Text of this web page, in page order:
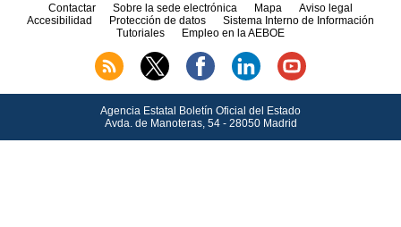
Contactar Sobre la sede electrónica Mapa
Aviso legal
Accesibilidad
Protección de datos
Sistema Interno de Información
Tutoriales
Empleo en la AEBOE
Agencia Estatal Boletín Oficial del Estado
Avda.de Manoteras, 54 - 28050 Madrid